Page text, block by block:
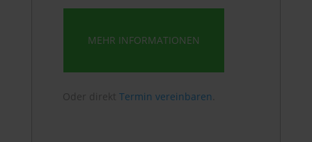
MEHR INFORMATIONEN
Oder direkt Termin vereinbaren